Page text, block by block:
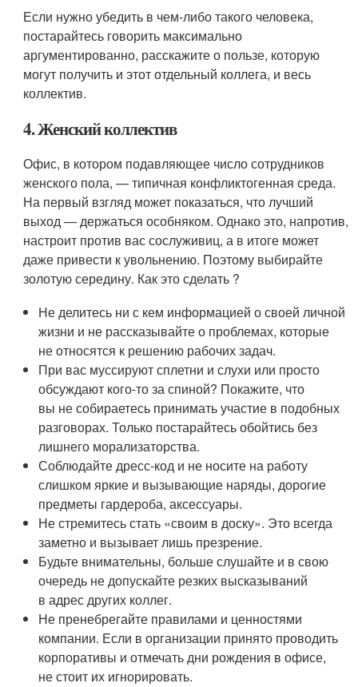
Если нужно убедить в чем-либо такого человека,
постарайтесь говорить максимально
аргументированно, расскажите о пользе, которую
могут получить и этот отдельный коллега, и весь
коллектив.
4. Женский коллектив
Офис, в котором подавляющее число сотрудников
женского пола, — типичная конфликтогенная среда.
На первый взгляд может показаться, что лучший
выход — держаться особняком. Однако это, напротив,
настроит против вас сослуживиц, а в итоге может
даже привести к увольнению. Поэтому выбирайте
золотую середину. Как это сделать ?
Не делитесь ни с кем информацией о своей личной
жизни и не рассказывайте о проблемах, которые
не относятся к решению рабочих задач.
При вас муссируют сплетни и слухи или просто
обсуждают кого-то за спиной? Покажите, что
вы не собираетесь принимать участие в подобных
разговорах. Только постарайтесь обойтись без
лишнего морализаторства.
Соблюдайте дресс-код и не носите на работу
слишком яркие и вызывающие наряды, дорогие
предметы гардероба, аксессуары.
Не стремитесь стать «своим в доску». Это всегда
заметно и вызывает лишь презрение.
Будьте внимательны, больше слушайте и в свою
очередь не допускайте резких высказываний
в адрес других коллег.
Не пренебрегайте правилами и ценностями
компании. Если в организации принято проводить
корпоративы и отмечать дни рождения в офисе,
не стоит их игнорировать.